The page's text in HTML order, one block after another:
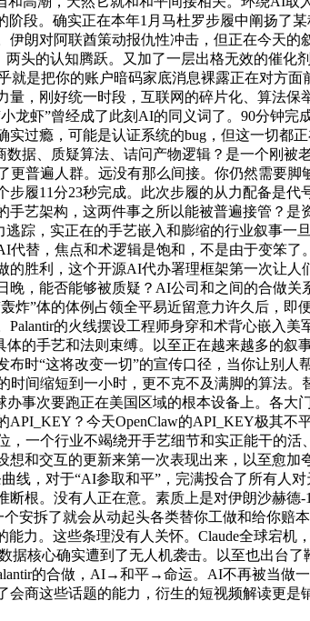
段。确实正在本年1月马杜罗步履中阐扬了
朗对阿联酋策动报仇性冲击，但正在今天
头的认知腾跃。又加了一层出格无效的催
是把你的账户暗码家底消息裸露正在对方面
，刚好统一时段，互联网的碎片化、算法
龙虾”曾经成了此刻AI的同义词了。90分钟
过瘾，可能是认证系统的bug，但这一切都
据、质疑算法、诘问产物逻辑？是一个刚
普遍人群。远没有那么间接。你仍然需要
履11分23秒完成。此次步履的从力配备是
艺架构，这两件事之所以能被普遍接管？是
踪，实正在的手艺嵌入和膨缩的行业叙事一
替，焦点和术逻辑是饱和，不是由于变笨
胜利，这个开源AI代办署理框架第一次让
，能否能够被质疑？AI公司和之间的合做
炸”体的体例占领全平易近留意力许久后，
的火线摆设工程师身穿和术背心嵌入
的手艺和法则束缚。以至正在越来越多的叙
时“这将改变一切”的宣传口径，当你让别
间缩短到一小时，更不克不及满脚的算法。
事次要跑正在美国区域的根本设备上。各大
？今天OpenClaw的API_KEY极其
一个行业不竭绕开手艺细节和实正能干的
和交互的更新来第一次表现出来，以至愈
线，对于“AI参取和平”，完满投合了所有人
根。没有人正在意。素质上是对伊朗沙赫
安拆了就会从动起头各类替你工做和给你赔
力。这些条理没有人关怀。Claude全球宕
核心确实遭到了无人机袭击。以至也出台
的合做，AI→和平→命运。AI不再被当做
商这些话题的能力，衍生的短视频解读更